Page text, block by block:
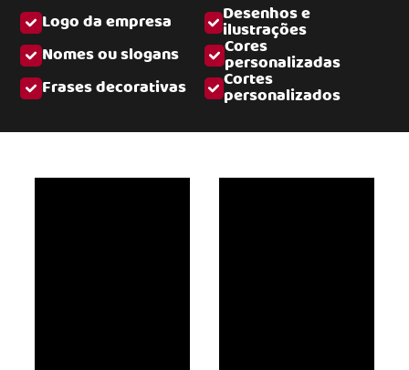
Logo da empresa Desenhos e
ilustrações
Nomes ou slogans
Cores
personalizadas
Frases decorativas
Cortes
personalizados